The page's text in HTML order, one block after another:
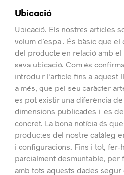
Ubicació
Ubicació. Els nostres articles
volum d’espai. És bàsic que el
del producte en relació amb el
seva ubicació. Com és
introduir l’article fins a aquest
a més, que pel seu caràcter
es pot existir una diferència
dimensions publicades i les
concret. La bona notícia és
productes del nostre catàleg
i configuracions. Fins i tot, fer-
parcialment desmuntable, per
amb tots aquests dades segur